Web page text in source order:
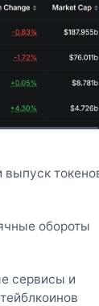
обороты
сервисы и